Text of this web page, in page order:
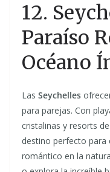
12.
Paraíso
Océano
Las Seychelles
para parejas. Con
cristalinas y resorts
destino perfecto para
romántico en la